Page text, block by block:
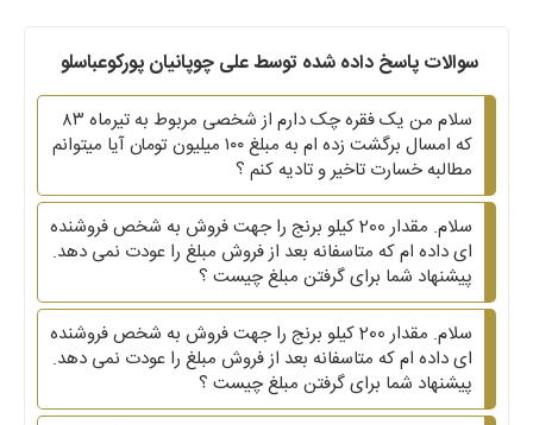
سوالات پاسخ داده شده توسط علی چوپانیان پورکوعباسلو
سلام من یک فقره چک دارم از شخصی مربوط به تیرماه ۸۳
که امسال برگشت زده ام به مبلغ ۱۰۰ میلیون تومان آیا میتوانم
مطالبه خسارت تاخیر و تادیه کنم ؟
سلام. مقدار 200 کیلو برنج را جهت فروش به شخص فروشنده
ای داده ام که متاسفانه بعد از فروش مبلغ را عودت نمی دهد.
پیشنهاد شما برای گرفتن مبلغ چیست ؟
سلام. مقدار 200 کیلو برنج را جهت فروش به شخص فروشنده
ای داده ام که متاسفانه بعد از فروش مبلغ را عودت نمی دهد.
پیشنهاد شما برای گرفتن مبلغ چیست ؟